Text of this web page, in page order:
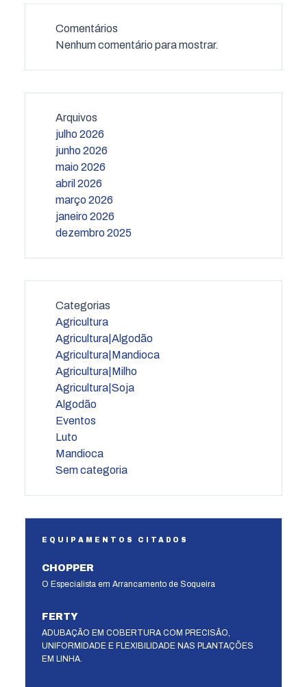
Comentários
Nenhum comentário para mostrar.
Arquivos
julho 2026
junho 2026
maio 2026
abril 2026
março 2026
janeiro 2026
dezembro 2025
Categorias
Agricultura
Agricultura|Algodão
Agricultura|Mandioca
Agricultura|Milho
Agricultura|Soja
Algodão
Eventos
Luto
Mandioca
Sem categoria
EQUIPAMENTOS CITADOS
CHOPPER
O Especialista em Arrancamento de Soqueira
FERTY
ADUBAÇÃO EM COBERTURA COM PRECISÃO,
UNIFORMIDADE E FLEXIBILIDADE NAS PLANTAÇÕES
EM LINHA.